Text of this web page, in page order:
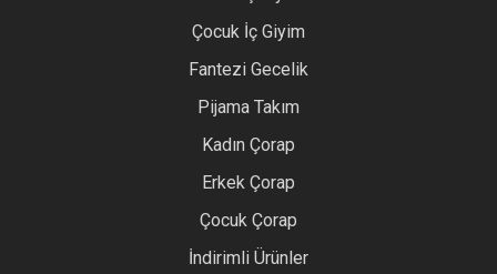
Çocuk İç Giyim
Fantezi Gecelik
Pijama Takım
Kadın Çorap
Erkek Çorap
Çocuk Çorap
İndirimli Ürünler